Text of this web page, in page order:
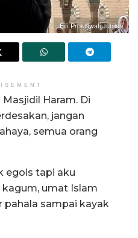
Fifi Proklawati Jubilea
Haram. Di
jangan
semua orang
egois tapi aku
umat Islam
pahala sampai kayak